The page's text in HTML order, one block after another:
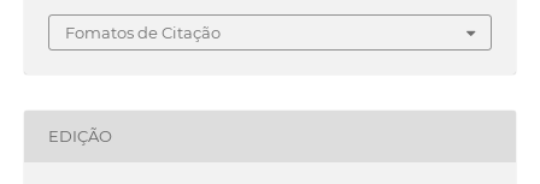
Fomatos de Citação
EDIÇÃO